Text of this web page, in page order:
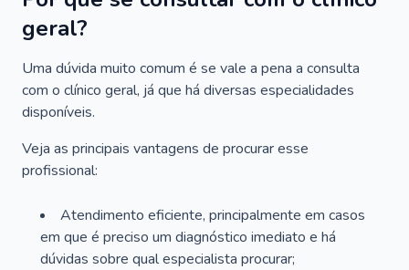
geral?
Uma dúvida muito comum é se vale a pena a consulta
com o clínico geral, já que há diversas especialidades
disponíveis.
Veja as principais vantagens de procurar esse
profissional:
Atendimento eficiente, principalmente em casos
em que é preciso um diagnóstico imediato e há
dúvidas sobre qual especialista procurar;